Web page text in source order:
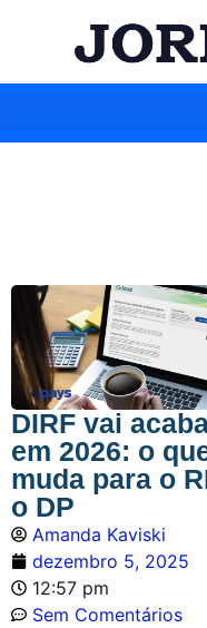
DIRF vai
em 2026: o
muda para o
o DP
Amanda Kaviski
dezembro 5, 2025
12:57 pm
Sem Comentários